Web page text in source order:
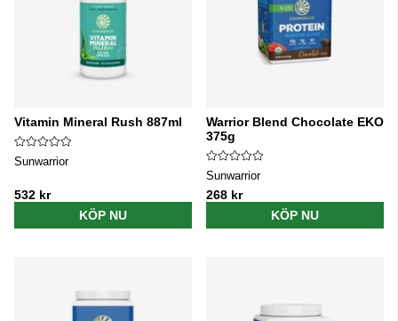
Vitamin Mineral Rush 887ml
Sunwarrior
532 kr
KÖP NU
Warrior Blend Chocolate EKO
375g
Sunwarrior
268 kr
KÖP NU